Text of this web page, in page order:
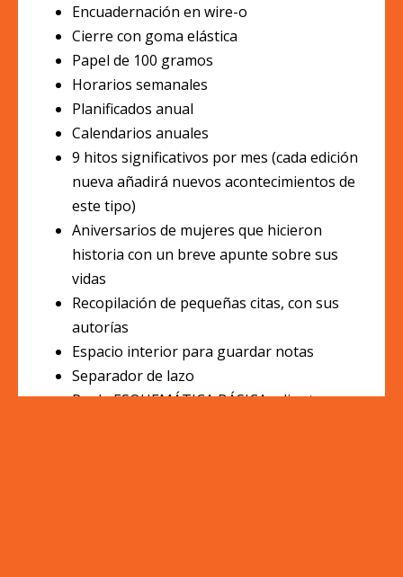
Encuadernación en wire-o
Cierre con goma elástica
Papel de 100 gramos
Horarios semanales
Planificados anual
Calendarios anuales
9 hitos significativos por mes (cada edición
nueva añadirá nuevos acontecimientos de
este tipo)
Aniversarios de mujeres que hicieron
historia con un breve apunte sobre sus
vidas
Recopilación de pequeñas citas, con sus
autorías
Espacio interior para guardar notas
Separador de lazo
Regla ESQUEMÁTICA BÁSICA adjunta